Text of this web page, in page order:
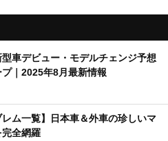
型車デビュー・モデルチェンジ予想
プ｜2025年8月最新情報
レム一覧】日本車＆外車の珍しいマ
全網羅